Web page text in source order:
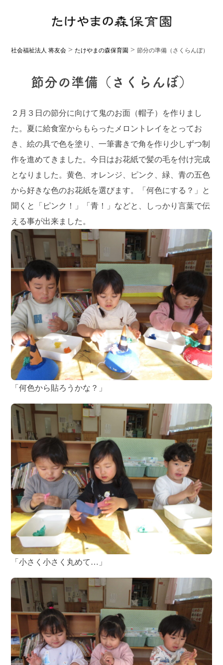
社会福祉法人 将友会 >たけやまの森保育園 >節分の準備（さくらんぼ）
節分の準備（さくらんぼ）
２月３日の節分に向けて鬼のお面（帽子）を作りまし
た。夏に給食室からもらったメロントレイをとってお
き、絵の具で色を塗り、一筆書きで角を作り少しずつ制
作を進めてきました。今日はお花紙で髪の毛を付け完成
となりました。黄色、オレンジ、ピンク、緑、青の五色
から好きな色のお花紙を選びます。「何色にする？」と
聞くと「ピンク！」「青！」などと、しっかり言葉で伝
える事が出来ました。
「何色から貼ろうかな？」
「小さく小さく丸めて…」